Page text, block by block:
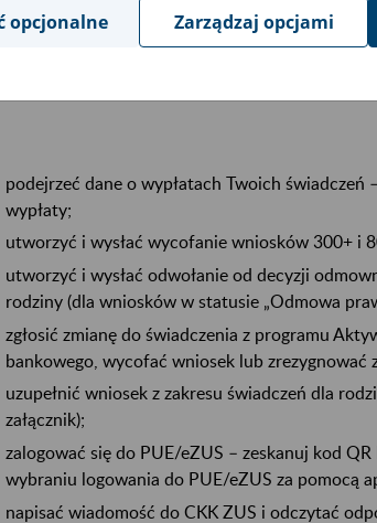
Platformę Usług Elektronicznych PUE/
bankowość elektroniczną lub
podejrzeć dane o wypłatach Twoich
wypłaty;
utworzyć i wysłać wycofanie wniosków 300+ i
utworzyć i wysłać odwołanie od decyzji
rodziny (dla wniosków w statusie „Odmowa
zgłosić zmianę do świadczenia z programu
bankowego, wycofać wniosek lub zrezygnować
uzupełnić wniosek z zakresu świadczeń dla
załącznik);
zalogować się do PUE/eZUS – zeskanuj kod
wybraniu logowania do PUE/eZUS za pomocą
napisać wiadomość do CKK ZUS i odczytać
opcjonalne Zarządzaj opcjami